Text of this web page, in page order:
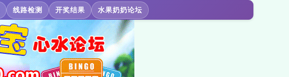
线路检测 开奖结果 水果奶奶论坛